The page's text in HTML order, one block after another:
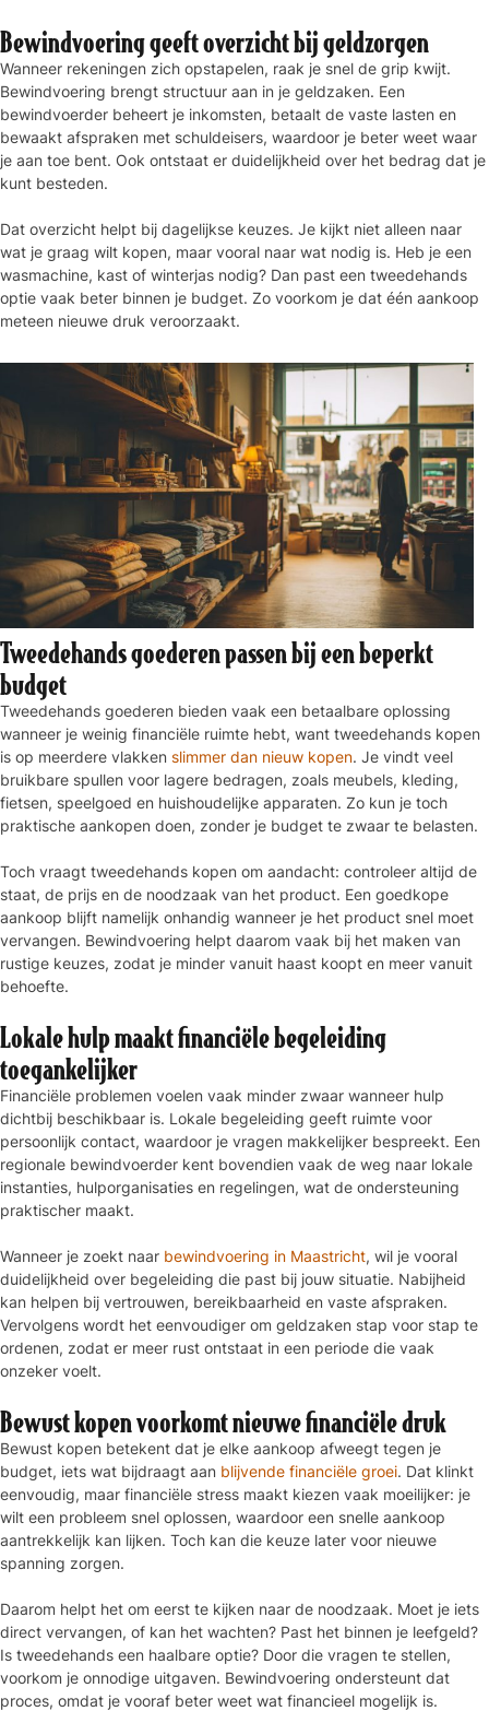
Bewindvoering geeft overzicht bij geldzorgen
Wanneer rekeningen zich opstapelen, raak je snel de grip kwijt.
Bewindvoering brengt structuur aan in je geldzaken. Een
bewindvoerder beheert je inkomsten, betaalt de vaste lasten en
bewaakt afspraken met schuldeisers, waardoor je beter weet waar
je aan toe bent. Ook ontstaat er duidelijkheid over het bedrag dat je
kunt besteden.
Dat overzicht helpt bij dagelijkse keuzes. Je kijkt niet alleen naar
wat je graag wilt kopen, maar vooral naar wat nodig is. Heb je een
wasmachine, kast of winterjas nodig? Dan past een tweedehands
optie vaak beter binnen je budget. Zo voorkom je dat één aankoop
meteen nieuwe druk veroorzaakt.
Tweedehands goederen passen bij een beperkt
budget
Tweedehands goederen bieden vaak een betaalbare oplossing
wanneer je weinig financiële ruimte hebt, want tweedehands kopen
is op meerdere vlakken slimmer dan nieuw kopen. Je vindt veel
bruikbare spullen voor lagere bedragen, zoals meubels, kleding,
fietsen, speelgoed en huishoudelijke apparaten. Zo kun je toch
praktische aankopen doen, zonder je budget te zwaar te belasten.
Toch vraagt tweedehands kopen om aandacht: controleer altijd de
staat, de prijs en de noodzaak van het product. Een goedkope
aankoop blijft namelijk onhandig wanneer je het product snel moet
vervangen. Bewindvoering helpt daarom vaak bij het maken van
rustige keuzes, zodat je minder vanuit haast koopt en meer vanuit
behoefte.
Lokale hulp maakt financiële begeleiding
toegankelijker
Financiële problemen voelen vaak minder zwaar wanneer hulp
dichtbij beschikbaar is. Lokale begeleiding geeft ruimte voor
persoonlijk contact, waardoor je vragen makkelijker bespreekt. Een
regionale bewindvoerder kent bovendien vaak de weg naar lokale
instanties, hulporganisaties en regelingen, wat de ondersteuning
praktischer maakt.
Wanneer je zoekt naar bewindvoering in Maastricht, wil je vooral
duidelijkheid over begeleiding die past bij jouw situatie. Nabijheid
kan helpen bij vertrouwen, bereikbaarheid en vaste afspraken.
Vervolgens wordt het eenvoudiger om geldzaken stap voor stap te
ordenen, zodat er meer rust ontstaat in een periode die vaak
onzeker voelt.
Bewust kopen voorkomt nieuwe financiële druk
Bewust kopen betekent dat je elke aankoop afweegt tegen je
budget, iets wat bijdraagt aan blijvende financiële groei. Dat klinkt
eenvoudig, maar financiële stress maakt kiezen vaak moeilijker: je
wilt een probleem snel oplossen, waardoor een snelle aankoop
aantrekkelijk kan lijken. Toch kan die keuze later voor nieuwe
spanning zorgen.
Daarom helpt het om eerst te kijken naar de noodzaak. Moet je iets
direct vervangen, of kan het wachten? Past het binnen je leefgeld?
Is tweedehands een haalbare optie? Door die vragen te stellen,
voorkom je onnodige uitgaven. Bewindvoering ondersteunt dat
proces, omdat je vooraf beter weet wat financieel mogelijk is.